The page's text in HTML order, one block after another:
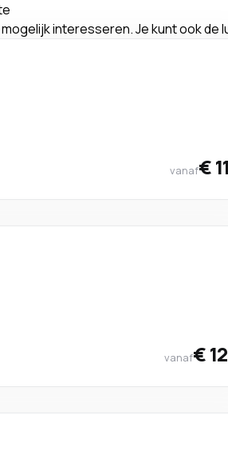
interesseren. Je kunt ook
vanaf€
vanaf€